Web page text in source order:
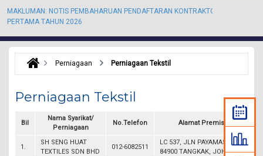
MAKLUMAN: NOTIS PEMBAHARUAN PENDAFTARAN KONTRAKTOR KALI
PERTAMA TAHUN 2026
Perniagaan Perniagaan Tekstil
Perniagaan Tekstil
Bil
Nama Syarikat/
Perniagaan
No.Telefon Alamat Premis
1.
SH SENG HUAT
TEXTILES SDN BHD
012-6082511
LC 537, JLN PAYAMAS,
84900 TANGKAK, JOHOR.